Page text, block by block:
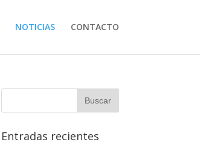
NOTICIAS CONTACTO
Entradas recientes